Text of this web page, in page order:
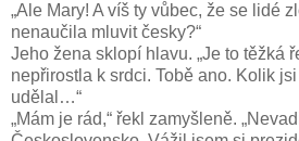
„Ale Mary! A víš ty vůbec, že se lidé
nenaučila mluvit česky?“
Jeho žena sklopí hlavu. „Je to těžká
nepřirostla k srdci. Tobě ano. Kolik
udělal…“
„Mám je rád,“ řekl zamyšleně.